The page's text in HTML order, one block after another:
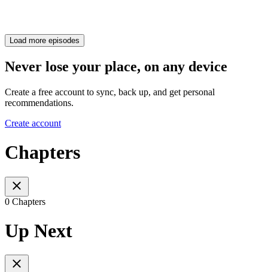
Load more episodes
Never lose your place, on any device
Create a free account to sync, back up, and get personal
recommendations.
Create account
Chapters
0 Chapters
Up Next